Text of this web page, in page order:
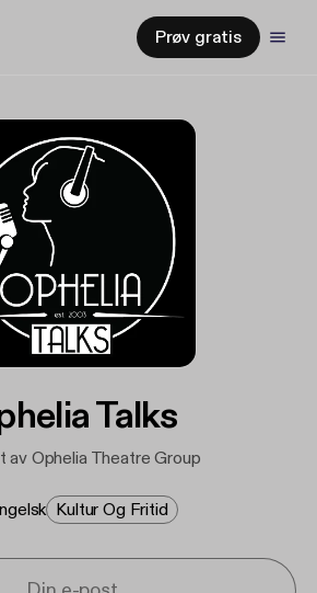
Prøv gratis
Talks
av Ophelia Theatre Group
Kultur Og Fritid